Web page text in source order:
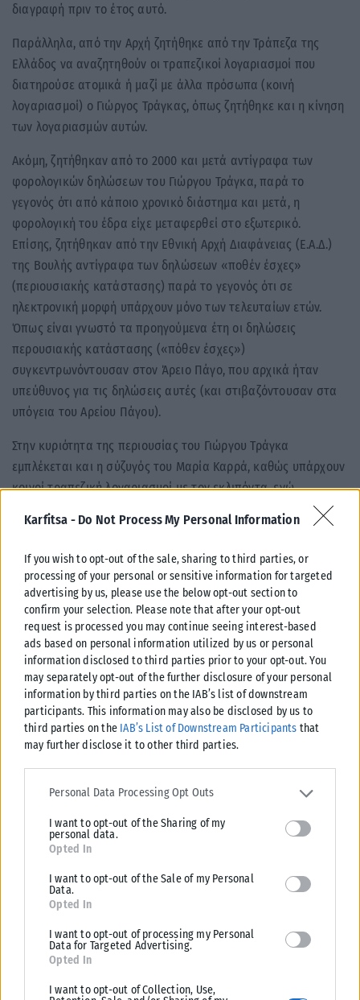
Karfitsa - Do Not Process My Personal Information
If you wish to opt-out of the sale, sharing to third parties, or
processing of your personal or sensitive information for targeted
advertising by us, please use the below opt-out section to
confirm your selection. Please note that after your opt-out
request is processed you may continue seeing interest-based
ads based on personal information utilized by us or personal
information disclosed to third parties prior to your opt-out. You
may separately opt-out of the further disclosure of your personal
information by third parties on the IAB’s list of downstream
participants. This information may also be disclosed by us to
third parties on the IAB’s List of Downstream Participants that
may further disclose it to other third parties.
Please note that this website/app uses one or more Google
services and may gather and store information including but not
deny consent to Google and its third-party tags to use your data
for below specified purposes in below Google consent section.
Personal Data Processing Opt Outs
I want to opt-out of the Sharing of my
personal data.
Opted In
I want to opt-out of the Sale of my Personal
Data.
Opted In
I want to opt-out of processing my Personal
Data for Targeted Advertising.
Opted In
I want to opt-out of Collection, Use,
διαγραφή πριν το έτος αυτό.
Παράλληλα, από την Αρχή ζητήθηκε από την Τράπεζα της
Ελλάδος να αναζητηθούν οι τραπεζικοί λογαριασμοί που
διατηρούσε ατομικά ή μαζί με άλλα πρόσωπα (κοινή
λογαριασμοί) ο Γιώργος Τράγκας, όπως ζητήθηκε και η κίνηση
των λογαριασμών αυτών.
Ακόμη, ζητήθηκαν από το 2000 και μετά αντίγραφα των
φορολογικών δηλώσεων του Γιώργου Τράγκα, παρά το
γεγονός ότι από κάποιο χρονικό διάστημα και μετά, η
φορολογική του έδρα είχε μεταφερθεί στο εξωτερικό.
Επίσης, ζητήθηκαν από την Εθνική Αρχή Διαφάνειας (Ε.Α.Δ.)
της Βουλής αντίγραφα των δηλώσεων «ποθέν έσχες»
(περιουσιακής κατάστασης) παρά το γεγονός ότι σε
ηλεκτρονική μορφή υπάρχουν μόνο των τελευταίων ετών.
Όπως είναι γνωστό τα προηγούμενα έτη οι δηλώσεις
περουσιακής κατάστασης («πόθεν έσχες»)
συγκεντρωνόντουσαν στον Άρειο Πάγο, που αρχικά ήταν
υπεύθυνος για τις δηλώσεις αυτές (και στιβαζόντουσαν στα
υπόγεια του Αρείου Πάγου).
Στην κυριότητα της περιουσίας του Γιώργου Τράγκα
εμπλέκεται και η σύζυγός του Μαρία Καρρά, καθώς υπάρχουν
κοινοί τραπεζική λογαριασμοί με τον εκλιπόντα, ενώ
εμπλεκόμενα πρόσωπα φέρονται 3 με 4 στενοί συνεργάτες
του οι οποίοι συμμετείχαν τόσο στην επιχειρηματική
δραστηριότατα του Γιώργου Τράγκα, όσο και στην
μεσολάβηση και διευκόλυνση της διακίνησης μεγάλων
χρηματικών ποσών, αλλά και την αγορά ακινήτων, κ.λπ.
Μέχρι στιγμής δεν διαφαίνεται να υπάρχει εμπλοκή των
παιδιών του Γιάννη και Φρειδερίκου (Φρέντυ) Τράγκα στους
Τραπεζικούς λογαριασμούς στο εξωτερικό, αλλά και στην όλη
διαδικασία απόκτησης της περιουσίας του αποβιώσαντος
δημοσιογράφου.
ποινικού σκέλους της όλης υπόθεσης. Ειδικότερα, θα
οικονομική δράση, απόκτηση αδήλωτης περιουσίας, κ.λπ.,
συγγενικά πρόσωπα του επιβιώσαντος δημοσιογράφου, όπως
Στην συνέχεια θα αρχίσει να καλεί ως υπόπτους τα συγγενικά,
που θα δοθούν θα προχωρήσει στις δέουσες ενέργειες.